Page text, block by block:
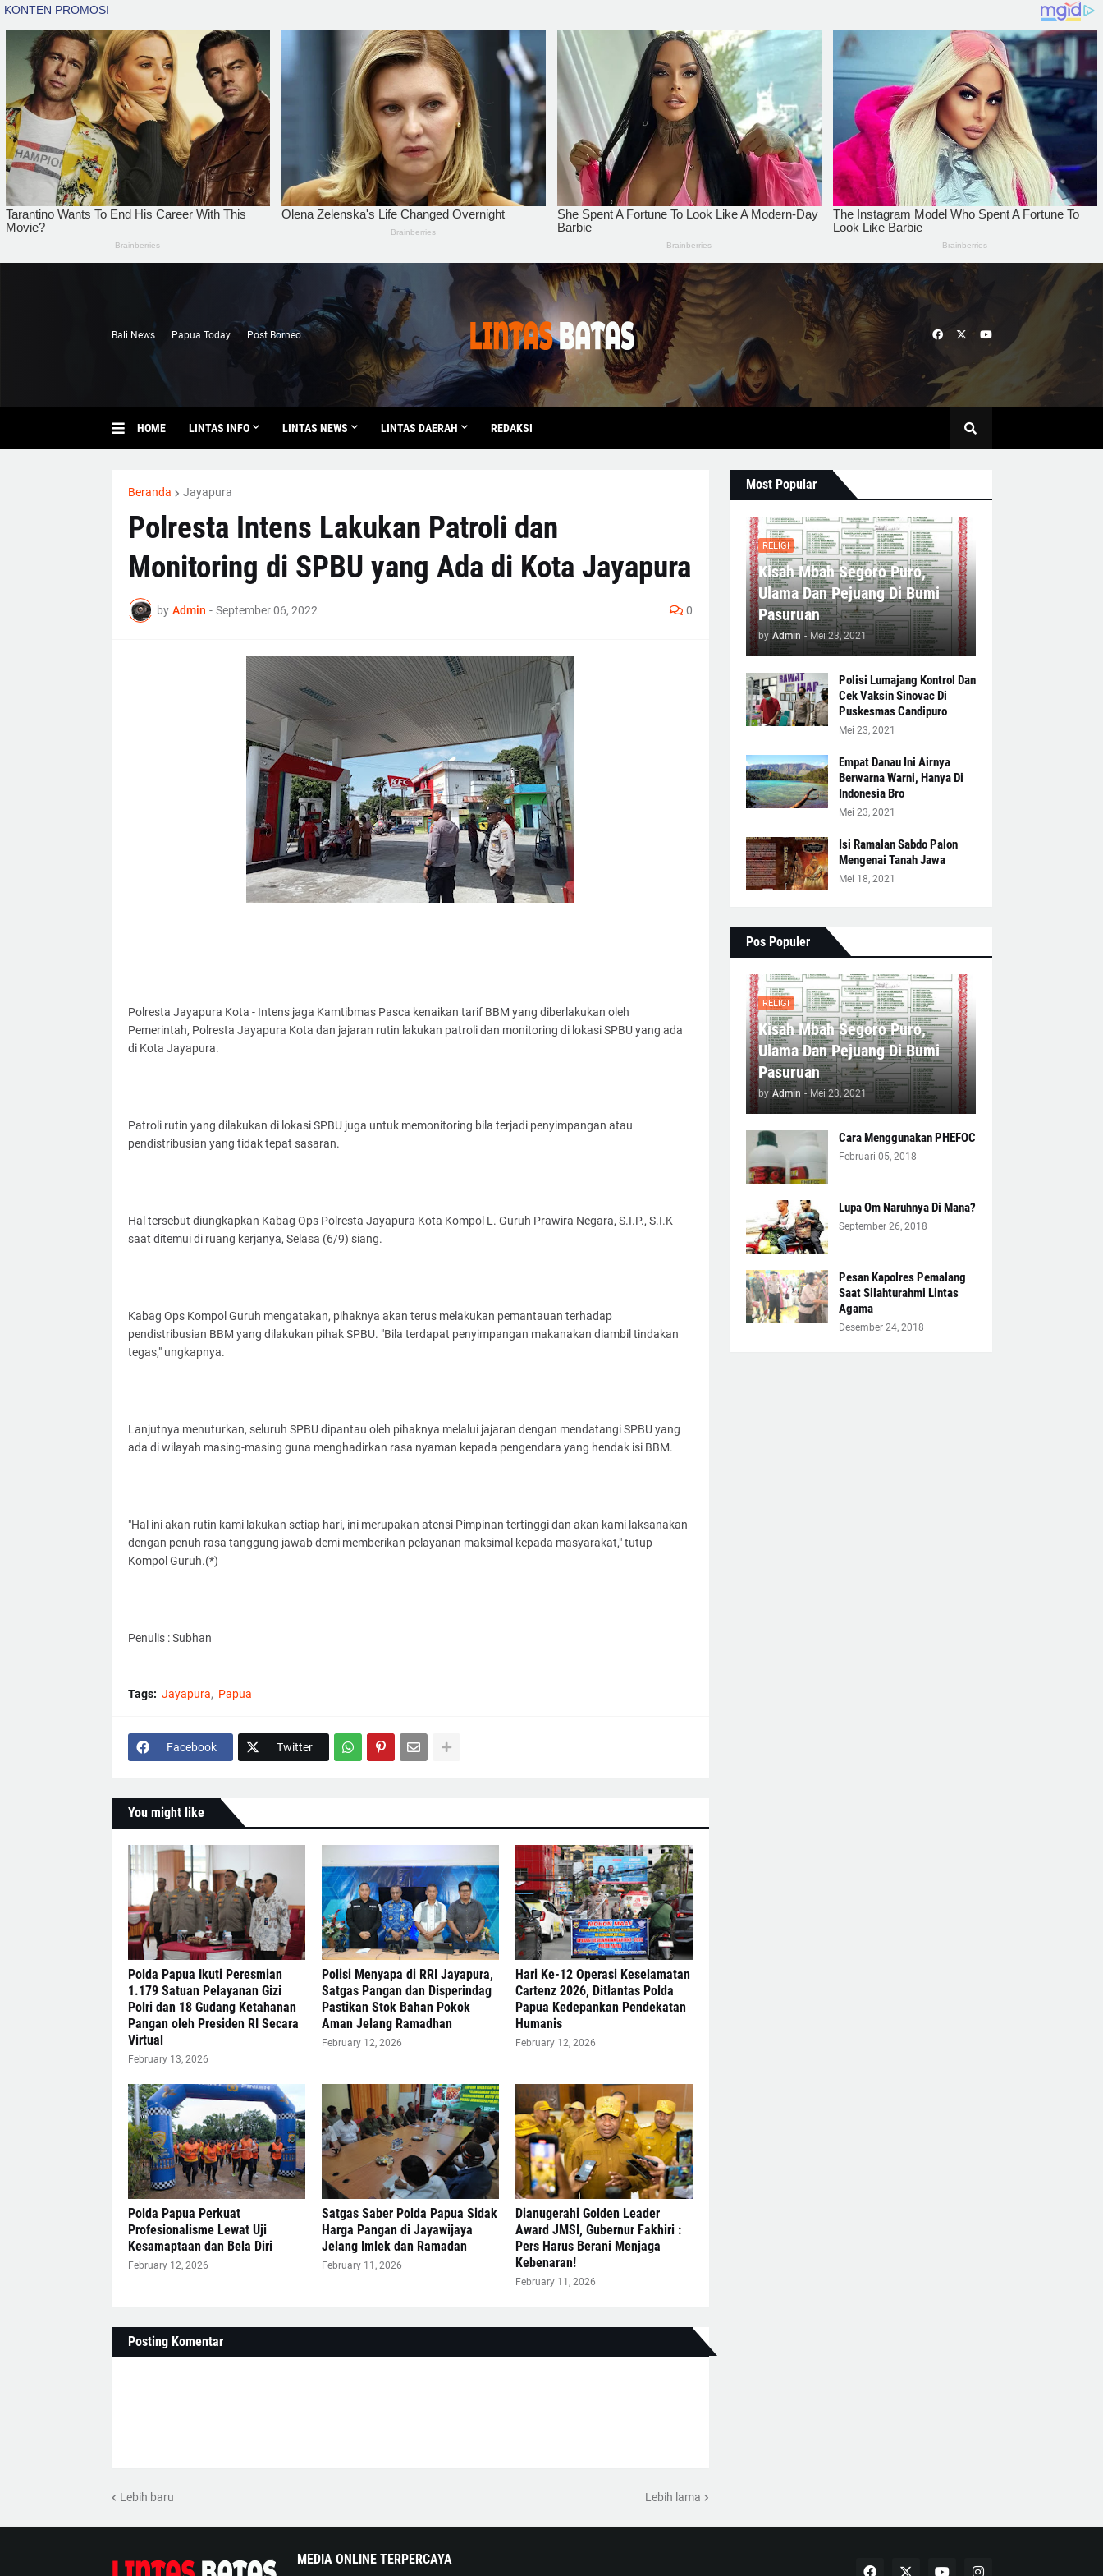
Bali News Papua Today Post Borneo
HOME LINTAS INFO LINTAS NEWS LINTAS DAERAH REDAKSI
Beranda Jayapura
Polresta Intens Lakukan Patroli dan
Monitoring di SPBU yang Ada di Kota Jayapura
by Admin - September 06, 2022 0
Polresta Jayapura Kota - Intens jaga Kamtibmas Pasca kenaikan tarif BBM yang diberlakukan oleh
Pemerintah, Polresta Jayapura Kota dan jajaran rutin lakukan patroli dan monitoring di lokasi SPBU yang ada
di Kota Jayapura.
Patroli rutin yang dilakukan di lokasi SPBU juga untuk memonitoring bila terjadi penyimpangan atau
pendistribusian yang tidak tepat sasaran.
Hal tersebut diungkapkan Kabag Ops Polresta Jayapura Kota Kompol L. Guruh Prawira Negara, S.I.P., S.I.K
saat ditemui di ruang kerjanya, Selasa (6/9) siang.
Kabag Ops Kompol Guruh mengatakan, pihaknya akan terus melakukan pemantauan terhadap
pendistribusian BBM yang dilakukan pihak SPBU. "Bila terdapat penyimpangan makanakan diambil tindakan
tegas," ungkapnya.
Lanjutnya menuturkan, seluruh SPBU dipantau oleh pihaknya melalui jajaran dengan mendatangi SPBU yang
ada di wilayah masing-masing guna menghadirkan rasa nyaman kepada pengendara yang hendak isi BBM.
"Hal ini akan rutin kami lakukan setiap hari, ini merupakan atensi Pimpinan tertinggi dan akan kami laksanakan
dengan penuh rasa tanggung jawab demi memberikan pelayanan maksimal kepada masyarakat," tutup
Kompol Guruh.(*)
Penulis : Subhan
Tags: Jayapura Papua
Facebook Twitter
You might like
Polda Papua Ikuti Peresmian
1.179 Satuan Pelayanan Gizi
Polri dan 18 Gudang Ketahanan
Pangan oleh Presiden RI Secara
Virtual
February 13, 2026
Polisi Menyapa di RRI Jayapura,
Satgas Pangan dan Disperindag
Pastikan Stok Bahan Pokok
Aman Jelang Ramadhan
February 12, 2026
Hari Ke-12 Operasi Keselamatan
Cartenz 2026, Ditlantas Polda
Papua Kedepankan Pendekatan
Humanis
February 12, 2026
Polda Papua Perkuat
Profesionalisme Lewat Uji
Kesamaptaan dan Bela Diri
February 12, 2026
Satgas Saber Polda Papua Sidak
Harga Pangan di Jayawijaya
Jelang Imlek dan Ramadan
February 11, 2026
Dianugerahi Golden Leader
Award JMSI, Gubernur Fakhiri :
Pers Harus Berani Menjaga
Kebenaran!
February 11, 2026
Posting Komentar
Lebih baru Lebih lama
Most Popular
RELIGI
Kisah Mbah Segoro Puro,
Ulama Dan Pejuang Di Bumi
Pasuruan
by Admin - Mei 23, 2021
Polisi Lumajang Kontrol Dan
Cek Vaksin Sinovac Di
Puskesmas Candipuro
Mei 23, 2021
Empat Danau Ini Airnya
Berwarna Warni, Hanya Di
Indonesia Bro
Mei 23, 2021
Isi Ramalan Sabdo Palon
Mengenai Tanah Jawa
Mei 18, 2021
Pos Populer
RELIGI
Kisah Mbah Segoro Puro,
Ulama Dan Pejuang Di Bumi
Pasuruan
by Admin - Mei 23, 2021
Cara Menggunakan PHEFOC
Februari 05, 2018
Lupa Om Naruhnya Di Mana?
September 26, 2018
Pesan Kapolres Pemalang
Saat Silahturahmi Lintas
Agama
Desember 24, 2018
MEDIA ONLINE TERPERCAYA